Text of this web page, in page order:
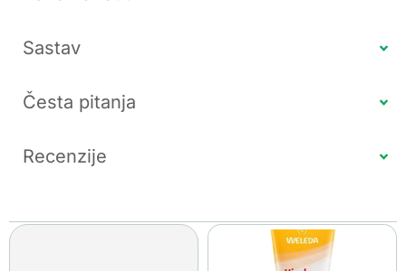
Sastav
Česta pitanja
Recenzije